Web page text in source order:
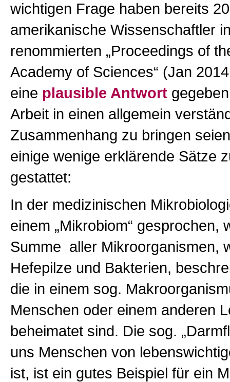
wichtigen Frage haben bereits
amerikanische Wissenschaftler
renommierten „Proceedings of
Academy of Sciences“ (Jan
eine plausible Antwort
Arbeit in einen allgemein
Zusammenhang zu bringen
einige wenige erklärende Sätze
gestattet:
In der medizinischen
einem „Mikrobiom“ gesprochen,
Summe aller Mikroorganismen,
Hefepilze und Bakterien,
die in einem sog.
Menschen oder einem anderen
beheimatet sind. Die sog.
uns Menschen von
ist, ist ein gutes Beispiel für ein